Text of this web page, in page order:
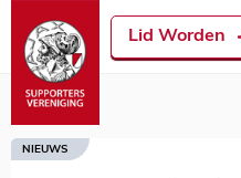
Lid Worden
NIEUWS